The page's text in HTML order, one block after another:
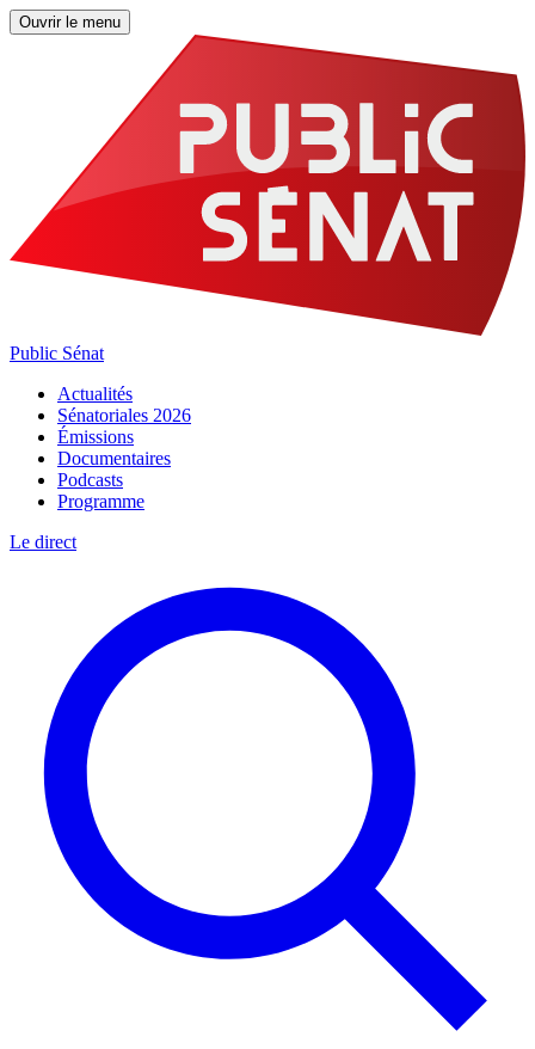
Ouvrir le menu
Public Sénat
Actualités
Sénatoriales 2026
Émissions
Documentaires
Podcasts
Programme
Le direct